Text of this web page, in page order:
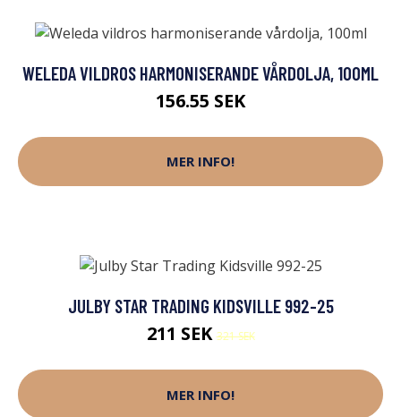
WELEDA VILDROS HARMONISERANDE VÅRDOLJA, 100ML
156.55 SEK
MER INFO!
JULBY STAR TRADING KIDSVILLE 992-25
211 SEK321 SEK
MER INFO!